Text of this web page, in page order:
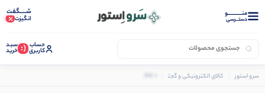
منــــــــــــو
دستــرسی
شـــــگفت
انگیزت
حساب
کاربری (: سبـد
خرید
سرو استور کالای الکترونیکی و گجت مجسمه